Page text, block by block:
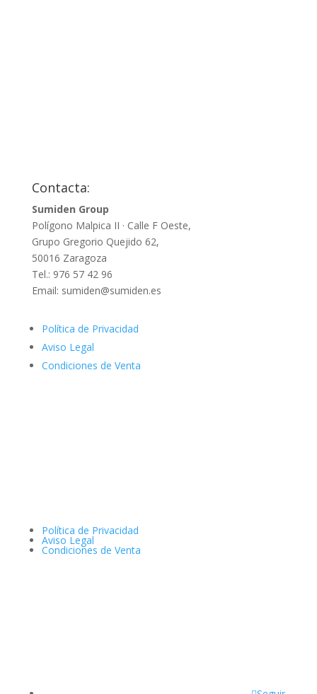
Contacta:
Sumiden Group
Polígono Malpica II · Calle F Oeste,
Grupo Gregorio Quejido 62,
50016 Zaragoza
Tel.: 976 57 42 96
Email: sumiden@sumiden.es
Política de Privacidad
Aviso Legal
Condiciones de Venta
Política de Privacidad
Aviso Legal
Condiciones de Venta